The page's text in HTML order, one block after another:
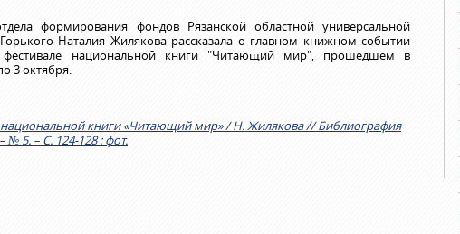
формирования фондов Рязанской областной универсальной
Наталия Жилякова рассказала о главном книжном событии
национальной книги "Читающий мир", прошедшем в
3 октября.
книги «Читающий мир» / Н. Жилякова // Библиография
№ 5. – С. 124-128 : фот.